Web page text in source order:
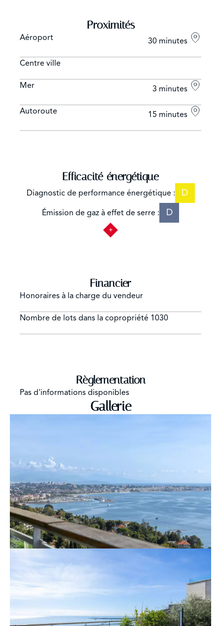
Proximités
Aéroport 30 minutes
Centre ville
Mer 3 minutes
Autoroute 15 minutes
Efficacité énergétique
Diagnostic de performance énergétique : D
Émission de gaz à effet de serre : D
Financier
Honoraires à la charge du vendeur
Nombre de lots dans la copropriété 1030
Règlementation
Pas d'informations disponibles
Gallerie